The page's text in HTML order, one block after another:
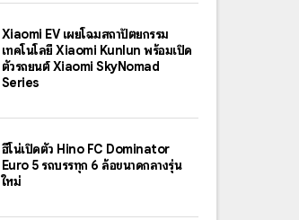
Xiaomi EV เผยโฉมสถาปัตยกรรม
เทคโนโลยี Xiaomi Kunlun พร้อมเปิด
ตัวรถยนต์ Xiaomi SkyNomad
Series
ฮีโน่เปิดตัว Hino FC Dominator
Euro 5 รถบรรทุก 6 ล้อขนาดกลางรุ่น
ใหม่